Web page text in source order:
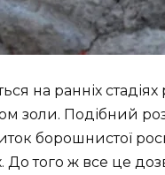
на ранніх стадіях
золи. Подібний
борошнистої
До того ж все це